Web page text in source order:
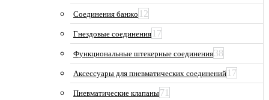
Соединения банжо 12
Гнездовые соединения 17
Функциональные штекерные соединения38
Аксессуары для пневматических соединений 17
Пневматические клапаны71